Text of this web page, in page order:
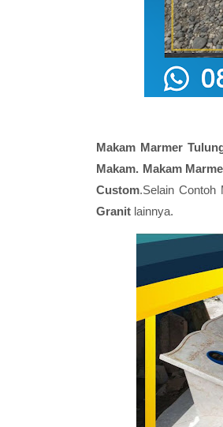
Makam Marmer
Makam. Makam
Custom.Selain
Granit lainnya.